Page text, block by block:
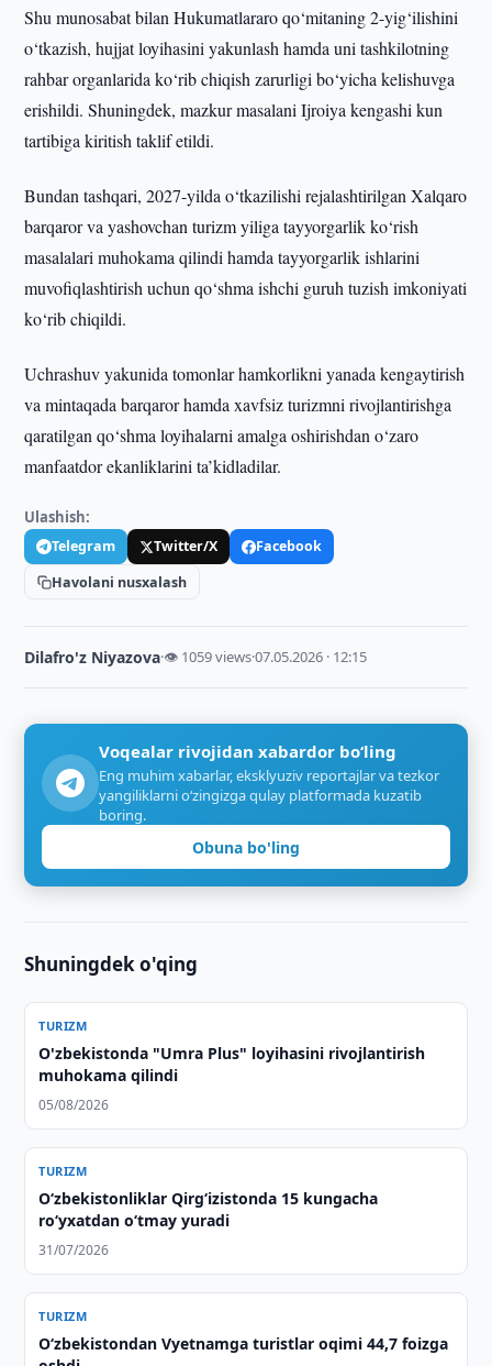
Shu munosabat bilan Hukumatlararo qo‘mitaning 2-yig‘ilishini
o‘tkazish, hujjat loyihasini yakunlash hamda uni tashkilotning
rahbar organlarida ko‘rib chiqish zarurligi bo‘yicha kelishuvga
erishildi. Shuningdek, mazkur masalani Ijroiya kengashi kun
tartibiga kiritish taklif etildi.
Bundan tashqari, 2027-yilda o‘tkazilishi rejalashtirilgan Xalqaro
barqaror va yashovchan turizm yiliga tayyorgarlik ko‘rish
masalalari muhokama qilindi hamda tayyorgarlik ishlarini
muvofiqlashtirish uchun qo‘shma ishchi guruh tuzish imkoniyati
ko‘rib chiqildi.
Uchrashuv yakunida tomonlar hamkorlikni yanada kengaytirish
va mintaqada barqaror hamda xavfsiz turizmni rivojlantirishga
qaratilgan qo‘shma loyihalarni amalga oshirishdan o‘zaro
manfaatdor ekanliklarini ta’kidladilar.
Ulashish:
Telegram Twitter/X
Facebook
Havolani nusxalash
Dilafro'z Niyazova·👁 1059 views·07.05.2026 · 12:15
Voqealar rivojidan xabardor bo‘ling
Eng muhim xabarlar, eksklyuziv reportajlar va tezkor
yangiliklarni o‘zingizga qulay platformada kuzatib
boring.
Obuna bo'ling
Shuningdek o'qing
TURIZM
O'zbekistonda "Umra Plus" loyihasini rivojlantirish
muhokama qilindi
05/08/2026
TURIZM
O‘zbekistonliklar Qirg‘izistonda 15 kungacha
ro‘yxatdan o‘tmay yuradi
31/07/2026
TURIZM
O‘zbekistondan Vyetnamga turistlar oqimi 44,7 foizga